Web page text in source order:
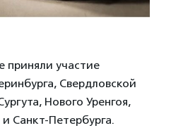
приняли участие
Свердловской
Нового Уренгоя,
Санкт-Петербурга.